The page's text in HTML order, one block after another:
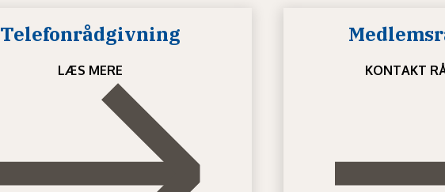
Telefonrådgivning
LÆS MERE KONTAKT